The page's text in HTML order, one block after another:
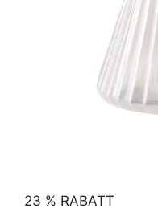
23 % RABATT